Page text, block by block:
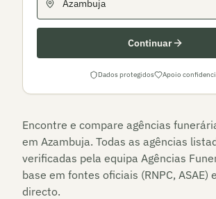
Continuar
Dados protegidos Apoio
Encontre e compare agências
em Azambuja. Todas as agências
verificadas pela equipa Agências
base em fontes oficiais (RNPC, ASAE)
directo.